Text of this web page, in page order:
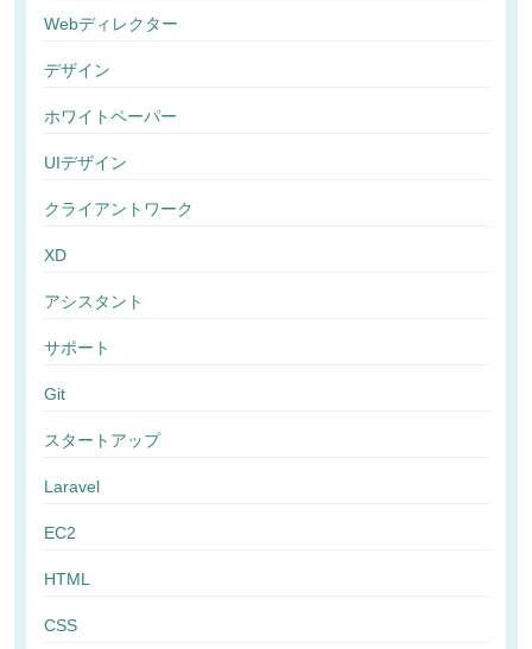
Webディレクター
デザイン
ホワイトペーパー
UIデザイン
クライアントワーク
XD
アシスタント
サポート
Git
スタートアップ
Laravel
EC2
HTML
CSS